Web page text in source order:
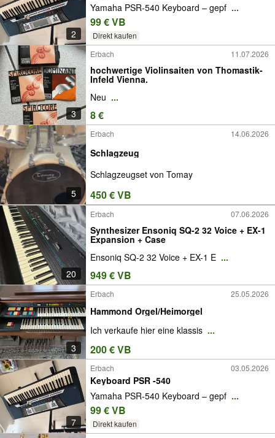
2
Yamaha PSR-540 Keyboard – gepf ...
99 € VB
Direkt kaufen
3
Erbach 11.07.2026
hochwertige Violinsaiten von Thomastik-
Infeld Vienna.
Neu ...
8 €
5
Erbach 14.06.2026
Schlagzeug
Schlagzeugset von Tomay
450 € VB
20
Erbach 07.06.2026
Synthesizer Ensoniq SQ-2 32 Voice + EX-1
Expansion + Case
Ensoniq SQ-2 32 Voice + EX-1 E ...
949 € VB
3
Erbach 25.05.2026
Hammond Orgel/Heimorgel
Ich verkaufe hier eine klassis ...
200 € VB
7
Erbach 03.05.2026
Keyboard PSR -540
Yamaha PSR-540 Keyboard – gepf ...
99 € VB
Direkt kaufen